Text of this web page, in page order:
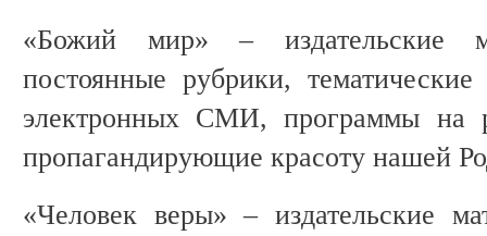
«Божий мир» – издательские
постоянные рубрики,
электронных СМИ, программы на
пропагандирующие красоту нашей
«Человек веры» – издательские